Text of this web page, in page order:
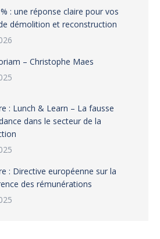
: une réponse claire pour vos
démolition et reconstruction
– Christophe Maes
: Lunch & Learn – La fausse
dans le secteur de la
: Directive européenne sur la
des rémunérations